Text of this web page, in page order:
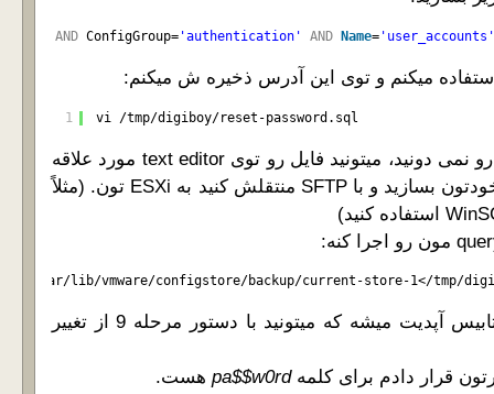
AND ConfigGroup= 'authentication' AND Name=
1 vi /tmp/digiboy/reset-password.sql
اگه احیاناً نحوه کار با vi رو نمی دونید، میتونید فایل رو توی text editor مورد علاقه
تون توی سیستم عامل خودتون بسازید و با SFTP منتقلش کنید به ESXi تون. (مثلاً
var/lib/vmware/configstore/backup/current-store-1</tmp/
با این کار hash توی دیتابیس آپدیت میشه که میتونید با دستور مرحله 9 از تغییر
قرار دادم برای کلمهpa$$w0rd هست.